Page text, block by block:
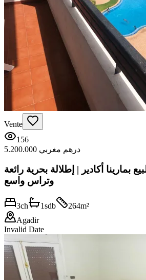
Vente
156
5.200.000 درهم مغربي
بمارينا أكادير | إطلالة بحرية رائعة
وتراس واسع
3ch 1sdb 264m²
Agadir
Invalid Date